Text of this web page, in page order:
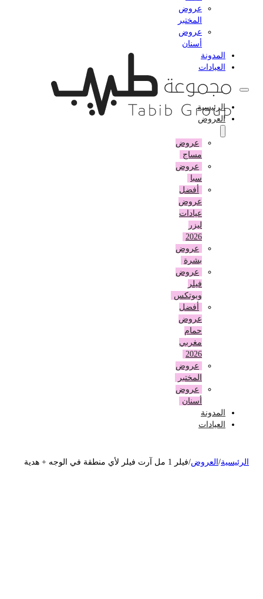
عروض
المختبر
عروض
أسنان
المدونة
العيادات
الرئيسية
العروض
عروض
مساج
عروض
أفضل
عروض
عيادات
عروض
بشرة
عروض
وبوتكس
أفضل
عروض
حمام
مغربي
عروض
المختبر
عروض
أسنان
المدونة
العيادات
/العروض فيلر 1 مل آرت فيلر لأي منطقة في الوجه + هدية